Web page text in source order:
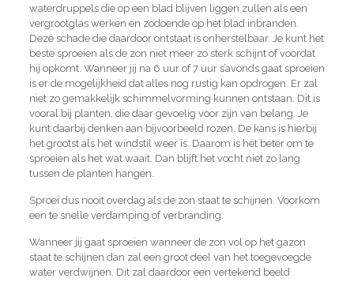
waterdruppels die op een blad blijven liggen zullen als een
vergrootglas werken en zodoende op het blad inbranden.
Deze schade die daardoor ontstaat is onherstelbaar. Je kunt het
beste sproeien als de zon niet meer zo sterk schijnt of voordat
hij opkomt. Wanneer jij na 6 uur of 7 uur s’avonds gaat sproeien
is er de mogelijkheid dat alles nog rustig kan opdrogen. Er zal
niet zo gemakkelijk schimmelvorming kunnen ontstaan. Dit is
vooral bij planten, die daar gevoelig voor zijn van belang. Je
kunt daarbij denken aan bijvoorbeeld rozen. De kans is hierbij
het grootst als het windstil weer is. Daarom is het beter om te
sproeien als het wat waait. Dan blijft het vocht niet zo lang
tussen de planten hangen.
Sproei dus nooit overdag als de zon staat te schijnen. Voorkom
een te snelle verdamping of verbranding.
Wanneer jij gaat sproeien wanneer de zon vol op het gazon
staat te schijnen dan zal een groot deel van het toegevoegde
water verdwijnen. Dit zal daardoor een vertekend beeld